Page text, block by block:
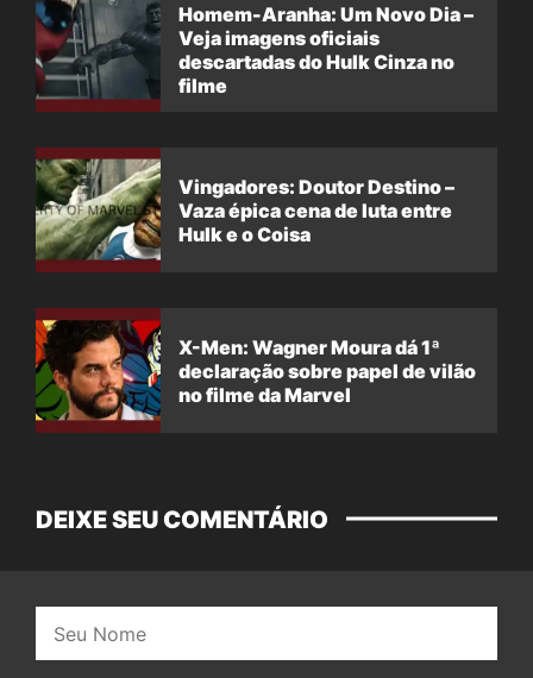
Homem-Aranha: Um Novo Dia –
Veja imagens oficiais
descartadas do Hulk Cinza no
filme
Vingadores: Doutor Destino –
Vaza épica cena de luta entre
Hulk e o Coisa
X-Men: Wagner Moura dá 1ª
declaração sobre papel de vilão
no filme da Marvel
DEIXE SEU COMENTÁRIO